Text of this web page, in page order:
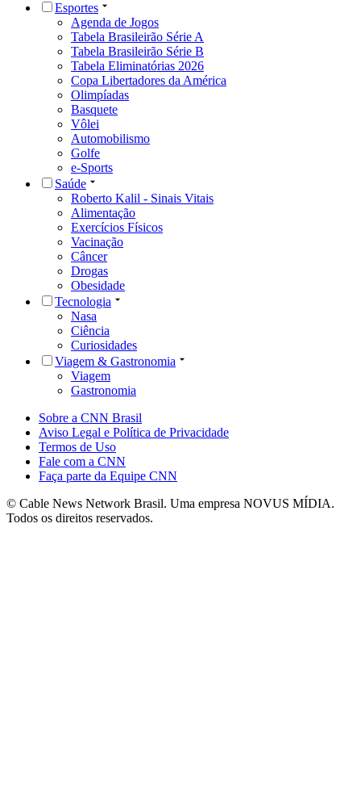
Esportes
Agenda de Jogos
Tabela Brasileirão Série A
Tabela Brasileirão Série B
Tabela Eliminatórias 2026
Copa Libertadores da América
Olimpíadas
Basquete
Vôlei
Automobilismo
Golfe
e-Sports
Saúde
Roberto Kalil - Sinais Vitais
Alimentação
Exercícios Físicos
Vacinação
Câncer
Drogas
Obesidade
Tecnologia
Nasa
Ciência
Curiosidades
Viagem & Gastronomia
Viagem
Gastronomia
Sobre a CNN Brasil
Aviso Legal e Política de Privacidade
Termos de Uso
Fale com a CNN
Faça parte da Equipe CNN
© Cable News Network Brasil. Uma empresa NOVUS MÍDIA.
Todos os direitos reservados.